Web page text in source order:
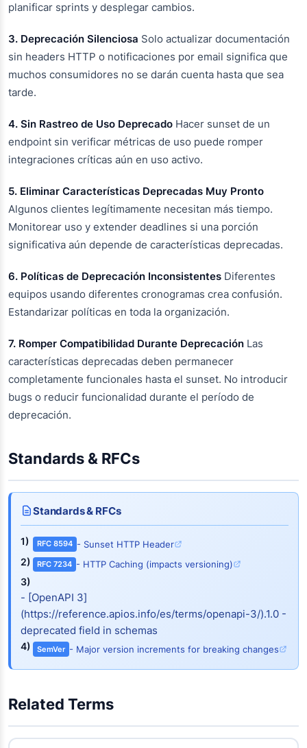
planificar sprints y desplegar cambios.
3. Deprecación Silenciosa Solo actualizar documentación
sin headers HTTP o notificaciones por email significa que
muchos consumidores no se darán cuenta hasta que sea
tarde.
4. Sin Rastreo de Uso Deprecado Hacer sunset de un
endpoint sin verificar métricas de uso puede romper
integraciones críticas aún en uso activo.
5. Eliminar Características Deprecadas Muy Pronto
Algunos clientes legítimamente necesitan más tiempo.
Monitorear uso y extender deadlines si una porción
significativa aún depende de características deprecadas.
6. Políticas de Deprecación Inconsistentes Diferentes
equipos usando diferentes cronogramas crea confusión.
Estandarizar políticas en toda la organización.
7. Romper Compatibilidad Durante Deprecación Las
características deprecadas deben permanecer
completamente funcionales hasta el sunset. No introducir
bugs o reducir funcionalidad durante el período de
deprecación.
Standards & RFCs
Standards & RFCs
1) RFC 8594 - Sunset HTTP Header
2) RFC 7234 - HTTP Caching (impacts versioning)
3)
- [OpenAPI 3]
(https://reference.apios.info/es/terms/openapi-3/).1.0 -
deprecated field in schemas
4) SemVer - Major version increments for breaking changes
Related Terms